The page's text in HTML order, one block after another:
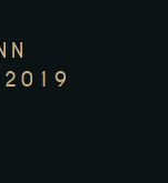
2019